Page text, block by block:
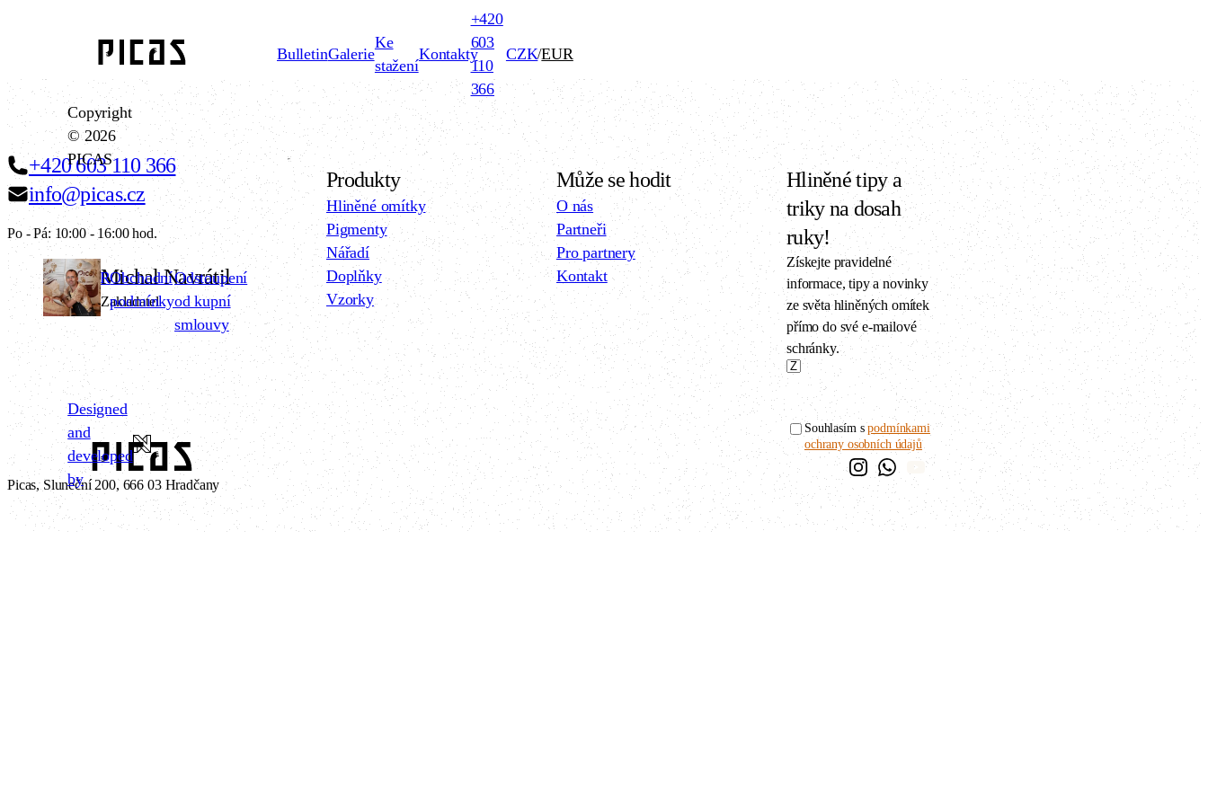
BulletinGalerie
Ke
stažení
Kontakty
+420
603
110
366
CZK/EUR
+420 603 110 366
info@picas.cz
Po - Pá: 10:00 - 16:00 hod.
Michal Navrátil
Zakladatel
Picas, Sluneční 200, 666 03 Hradčany
Produkty
Hliněné omítky
Pigmenty
Nářadí
Doplňky
Vzorky
Může se hodit
O nás
Partneři
Pro partnery
Kontakt
Hliněné tipy a
triky na dosah
ruky!
Získejte pravidelné
informace, tipy a novinky
ze světa hliněných omítek
přímo do své e-mailové
schránky.
Souhlasím spodmínkami
ochrany osobních údajů
Copyright
© 2026
PICAS
GDPRObchodní
podmínky
Odstoupení
od kupní
smlouvy
Designed
and
developed
by